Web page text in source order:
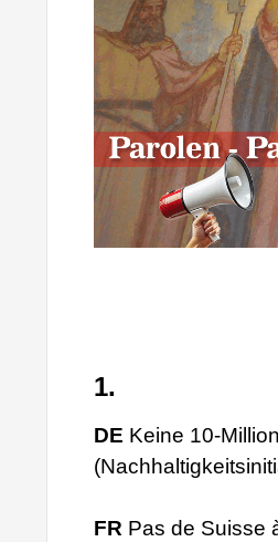
1.
DE Keine 10-
FR Pas de Suisse